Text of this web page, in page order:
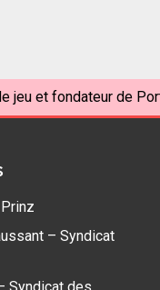
jeu et fondateur de
– Syndicat
Syndicat des